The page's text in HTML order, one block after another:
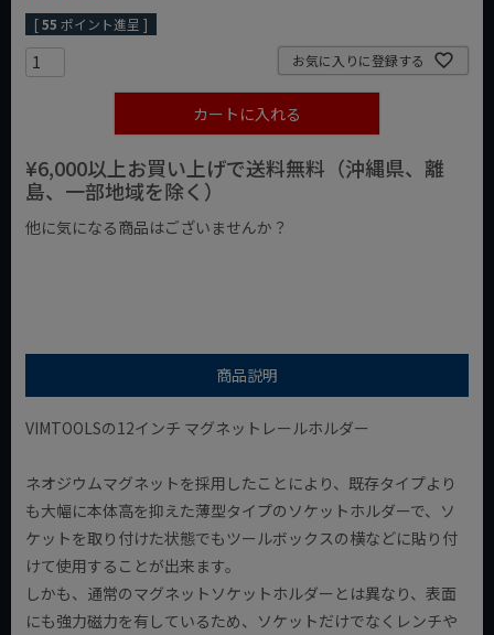
[55 ポイント進呈 ]
お気に入りに登録する
カートに入れる
¥6,000以上お買い上げで送料無料（沖縄県、離
島、一部地域を除く）
他に気になる商品はございませんか？
商品説明
VIMTOOLSの12インチ マグネットレールホルダー
ネオジウムマグネットを採用したことにより、既存タイプより
も大幅に本体高を抑えた薄型タイプのソケットホルダーで、ソ
ケットを取り付けた状態でもツールボックスの横などに貼り付
けて使用することが出来ます。
しかも、通常のマグネットソケットホルダーとは異なり、表面
にも強力磁力を有しているため、ソケットだけでなくレンチや